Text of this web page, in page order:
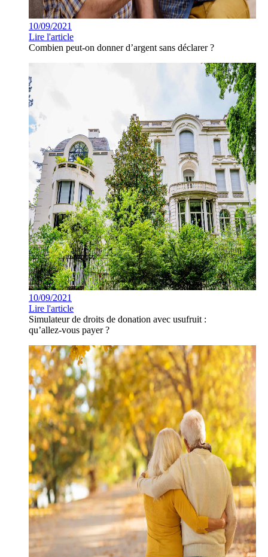
10/09/2021
Lire l'article
Combien peut-on donner d’argent sans déclarer ?
10/09/2021
Lire l'article
Simulateur de droits de donation avec usufruit :
qu’allez-vous payer ?